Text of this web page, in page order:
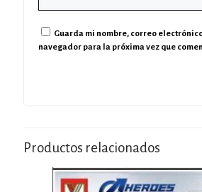
Guarda mi nombre, correo
navegador para la próxima vez que
Productos relacionados